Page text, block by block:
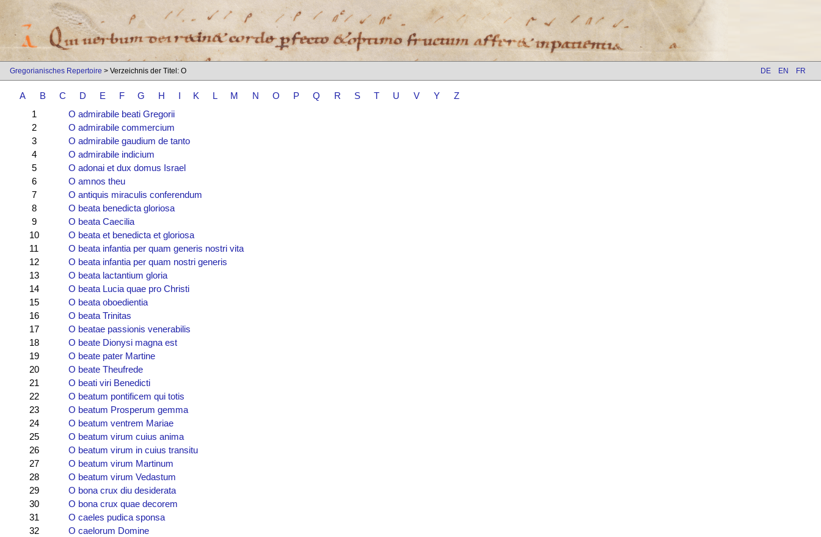
Gregorianisches Repertoire > Verzeichnis der Titel: O DE EN FR
A B C D E F G H I K L M N O P Q R S T U V Y
Z
1
O admirabile beati Gregorii
2
O admirabile commercium
3
O admirabile gaudium de tanto
4
O admirabile indicium
5
O adonai et dux domus Israel
6
O amnos theu
7
O antiquis miraculis conferendum
8
O beata benedicta gloriosa
9
O beata Caecilia
10
O beata et benedicta et gloriosa
11
O beata infantia per quam generis nostri vita
12
O beata infantia per quam nostri generis
13
O beata lactantium gloria
14
O beata Lucia quae pro Christi
15
O beata oboedientia
16
O beata Trinitas
17
O beatae passionis venerabilis
18
O beate Dionysi magna est
19
O beate pater Martine
20
O beate Theufrede
21
O beati viri Benedicti
22
O beatum pontificem qui totis
23
O beatum Prosperum gemma
24
O beatum ventrem Mariae
25
O beatum virum cuius anima
26
O beatum virum in cuius transitu
27
O beatum virum Martinum
28
O beatum virum Vedastum
29
O bona crux diu desiderata
30
O bona crux quae decorem
31
O caeles pudica sponsa
32
O caelorum Domine